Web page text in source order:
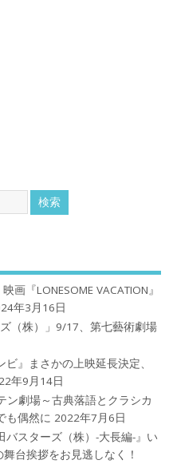
『LONESOME VACATION』
年3月16日
（株）」9/17、第七藝術劇場
』まさかの上映延長決定、
年9月14日
劇場～古典落語とクラシカ
も偶然に 2022年7月6日
スターズ（株）-大長編-』い
台挨拶をお見逃しなく！